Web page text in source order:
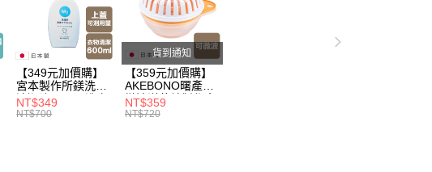
【🎉歡慶父親節 瘋殺5折up】 ▶歡慶父親節 ，全館瘋殺5折up
【349元加價購】
宮本製作所鎂洗衣
清潔液600ml/洗衣
精/洗衣鎂/洗衣用
NT$349
NT$700
貨到通知
【359元加價購】
AKEBONO曙產業
微波洋芋片製作盒/
料理盒/健康零食/
NT$359
NT$720